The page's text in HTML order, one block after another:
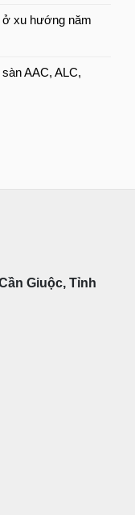
ở xu hướng năm
AAC, ALC,
Giuộc, Tỉnh